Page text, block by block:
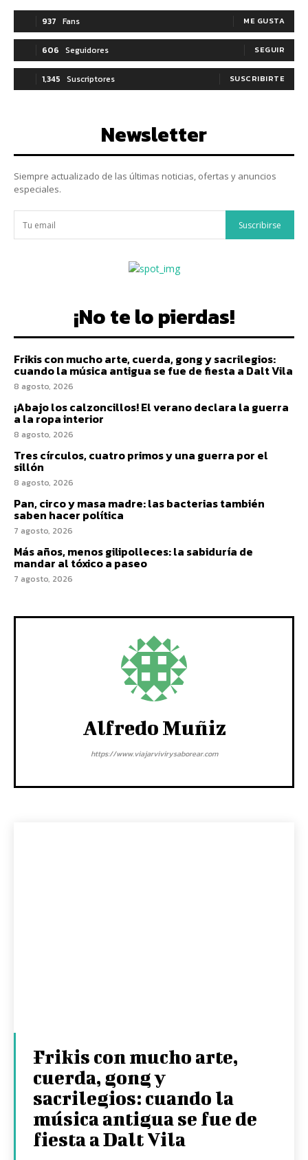
937 Fans ME GUSTA
606 Seguidores SEGUIR
1,345 Suscriptores SUSCRIBIRTE
Newsletter
Siempre actualizado de las últimas noticias, ofertas y anuncios
especiales.
Suscribirse
¡No te lo pierdas!
Frikis con mucho arte, cuerda, gong y sacrilegios:
cuando la música antigua se fue de fiesta a Dalt Vila
8 agosto, 2026
¡Abajo los calzoncillos! El verano declara la guerra
a la ropa interior
8 agosto, 2026
Tres círculos, cuatro primos y una guerra por el
sillón
8 agosto, 2026
Pan, circo y masa madre: las bacterias también
saben hacer política
7 agosto, 2026
Más años, menos gilipolleces: la sabiduría de
mandar al tóxico a paseo
7 agosto, 2026
Alfredo Muñiz
https://www.viajarvivirysaborear.com
Frikis con mucho arte,
cuerda, gong y
sacrilegios: cuando la
música antigua se fue de
fiesta a Dalt Vila